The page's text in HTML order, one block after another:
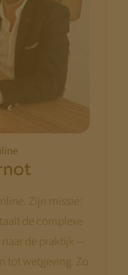
Zijn missie:
de complexe
de praktijk —
tot wetgeving. Zo